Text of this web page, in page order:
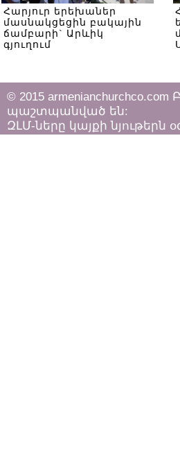
Հարյուր երեխաներ
մասնակցեցին բակային
ճամբարի` Արևիկ
գյուղում
© 2015
պաշտպանված են:
ԶԼՄ-ները կայքի